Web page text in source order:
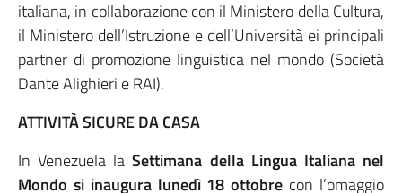
italiana, in collaborazione con il Ministero della Cultura,
il Ministero dell’Istruzione e dell’Università ei principali
partner di promozione linguistica nel mondo (Società
Dante Alighieri e RAI).
ATTIVITÀ SICURE DA CASA
In Venezuela laSettimana della Lingua Italiana nel
Mondo si inaugura lunedì 18 ottobre con l’omaggio